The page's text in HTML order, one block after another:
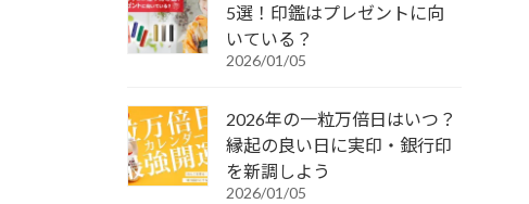
5選！印鑑はプレゼントに向
いている？
2026/01/05
2026年の一粒万倍日はいつ？
縁起の良い日に実印・銀行印
を新調しよう
2026/01/05